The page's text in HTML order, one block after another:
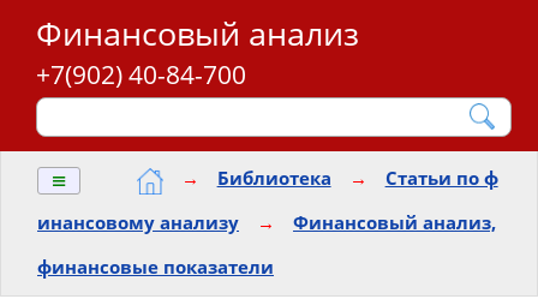
Финансовый анализ
+7(902) 40-84-700
≡ → Библиотека →
Статьи по ф
инансовому анализу
→
Финансовый анализ,
финансовые показатели